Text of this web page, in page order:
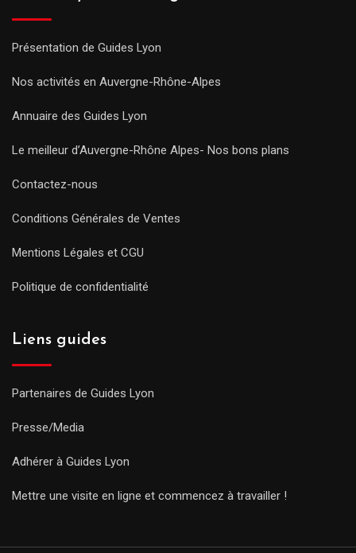
Présentation de Guides Lyon
Nos activités en Auvergne-Rhône-Alpes
Annuaire des Guides Lyon
Le meilleur d’Auvergne-Rhône Alpes- Nos bons plans
Contactez-nous
Conditions Générales de Ventes
Mentions Légales et CGU
Politique de confidentialité
Liens guides
Partenaires de Guides Lyon
Presse/Media
Adhérer à Guides Lyon
Mettre une visite en ligne et commencez à travailler !